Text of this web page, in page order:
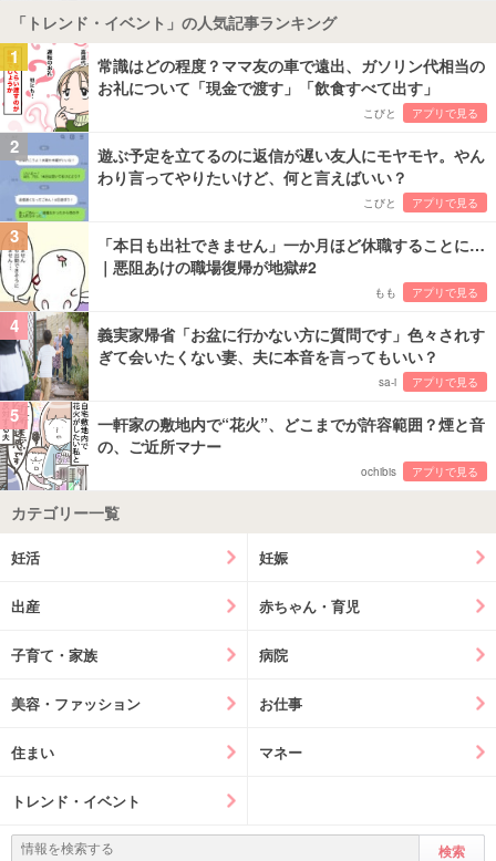
「トレンド・イベント」の人気記事ランキング
1
常識はどの程度？ママ友の車で遠出、ガソリン代相当の
お礼について「現金で渡す」「飲食すべて出す」
こびと アプリで見る
2
遊ぶ予定を立てるのに返信が遅い友人にモヤモヤ。やん
わり言ってやりたいけど、何と言えばいい？
こびと アプリで見る
3
「本日も出社できません」一か月ほど休職することに…
｜悪阻あけの職場復帰が地獄#2
もも アプリで見る
4
義実家帰省「お盆に行かない方に質問です」色々されす
ぎて会いたくない妻、夫に本音を言ってもいい？
sa-i アプリで見る
5
一軒家の敷地内で“花火”、どこまでが許容範囲？煙と音
の、ご近所マナー
ochibis アプリで見る
カテゴリー一覧
妊活 妊娠
出産 赤ちゃん・育児
子育て・家族 病院
美容・ファッション お仕事
住まい マネー
トレンド・イベント